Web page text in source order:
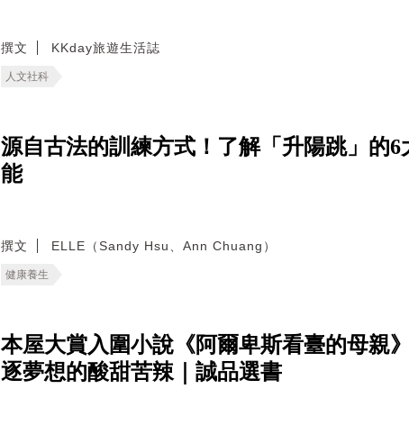
撰文 KKday旅遊生活誌
人文社科
源自古法的訓練方式！了解「升陽跳」的
能
撰文 ELLE（Sandy Hsu、Ann Chuang）
健康養生
本屋大賞入圍小說《阿爾卑斯看臺的母親
逐夢想的酸甜苦辣｜誠品選書